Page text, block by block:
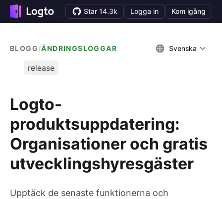
Star 14.3k Logga in Kom igång
BLOGG/ÄNDRINGSLOGGAR Svenska
release
Logto-
produktsuppdatering:
Organisationer och gratis
utvecklingshyresgäster
Upptäck de senaste funktionerna och